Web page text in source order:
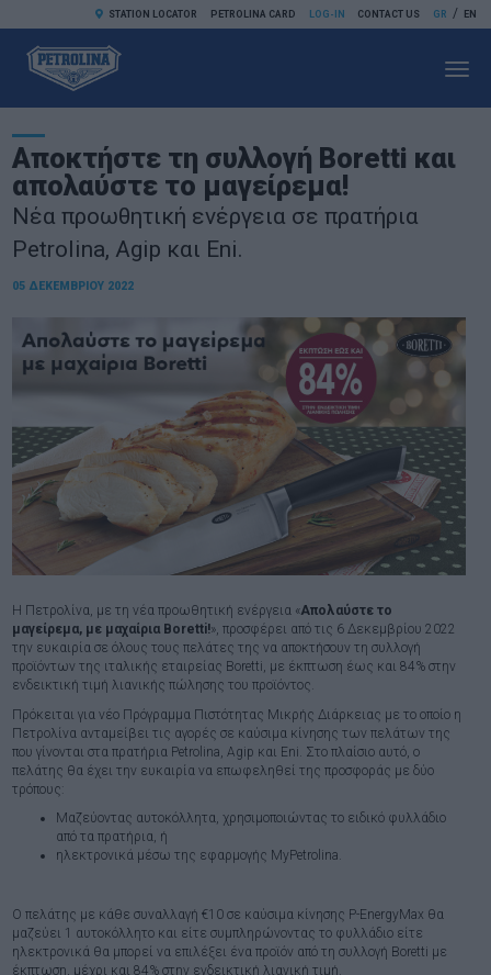
GR / EN
STATION LOCATOR PETROLINA CARD LOG-IN CONTACT US
Αποκτήστε τη συλλογή Boretti και
απολαύστε το μαγείρεμα!
Νέα προωθητική ενέργεια σε πρατήρια
Petrolina, Agip και Εni.
05 ΔΕΚΕΜΒΡΊΟΥ 2022
H Πετρολίνα, με τη νέα προωθητική ενέργεια «Απολαύστε το
μαγείρεμα, με μαχαίρια Boretti!», προσφέρει από τις 6 Δεκεμβρίου 2022
την ευκαιρία σε όλους τους πελάτες της να αποκτήσουν τη συλλογή
προϊόντων της ιταλικής εταιρείας Boretti, με έκπτωση έως και 84% στην
ενδεικτική τιμή λιανικής πώλησης του προϊόντος.
Πρόκειται για νέο Πρόγραμμα Πιστότητας Μικρής Διάρκειας με το οποίο η
Πετρολίνα ανταμείβει τις αγορές σε καύσιμα κίνησης των πελάτων της
που γίνονται στα πρατήρια Petrolina, Agip και Eni. Στο πλαίσιο αυτό, ο
πελάτης θα έχει την ευκαιρία να επωφεληθεί της προσφοράς με δύο
τρόπους:
Μαζεύοντας αυτοκόλλητα, χρησιμοποιώντας το ειδικό φυλλάδιο
από τα πρατήρια, ή
ηλεκτρονικά μέσω της εφαρμογής MyPetrolina.
Ο πελάτης με κάθε συναλλαγή €10 σε καύσιμα κίνησης P-EnergyMax θα
μαζεύει 1 αυτοκόλλητο και είτε συμπληρώνοντας το φυλλάδιο είτε
ηλεκτρονικά θα μπορεί να επιλέξει ένα προϊόν από τη συλλογή Boretti με
έκπτωση, μέχρι και 84% στην ενδεικτική λιανική τιμή.